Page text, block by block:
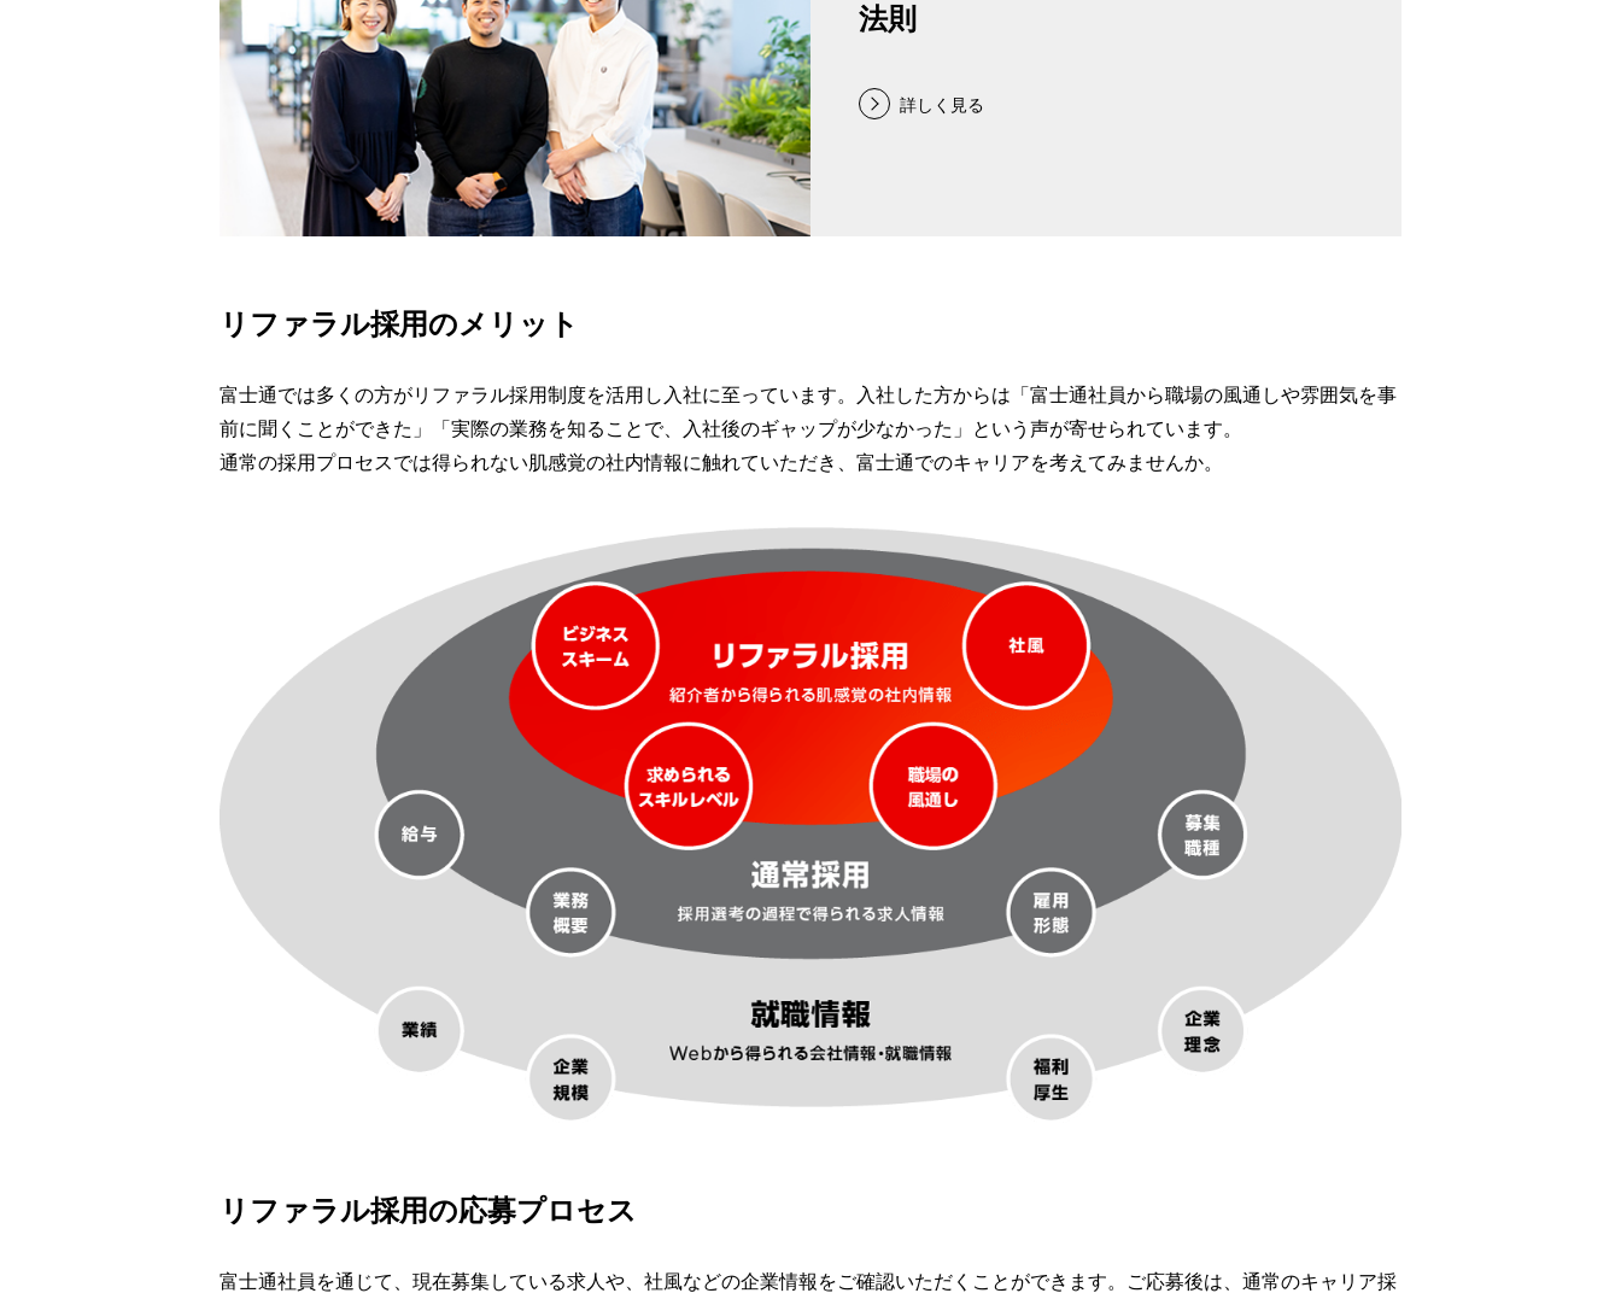
法則
詳しく見る
リファラル採用のメリット
富士通では多くの方がリファラル採用制度を活用し入社に至っています。入社した方からは「富士通社員から職場の風通しや雰囲気を事
前に聞くことができた」「実際の業務を知ることで、入社後のギャップが少なかった」という声が寄せられています。
通常の採用プロセスでは得られない肌感覚の社内情報に触れていただき、富士通でのキャリアを考えてみませんか。
リファラル採用の応募プロセス
富士通社員を通じて、現在募集している求人や、社風などの企業情報をご確認いただくことができます。ご応募後は、通常のキャリア採